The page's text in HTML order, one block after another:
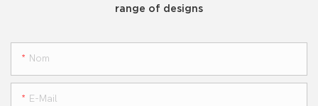
range of designs
Nom
E-Mail